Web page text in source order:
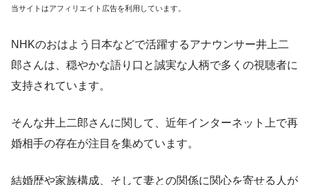
当サイトはアフィリエイト広告を利用しています。
NHKのおはよう日本などで活躍するアナウンサー井上二
郎さんは、穏やかな語り口と誠実な人柄で多くの視聴者に
支持されています。
そんな井上二郎さんに関して、近年インターネット上で再
婚相手の存在が注目を集めています。
結婚歴や家族構成、そして妻との関係に関心を寄せる人が